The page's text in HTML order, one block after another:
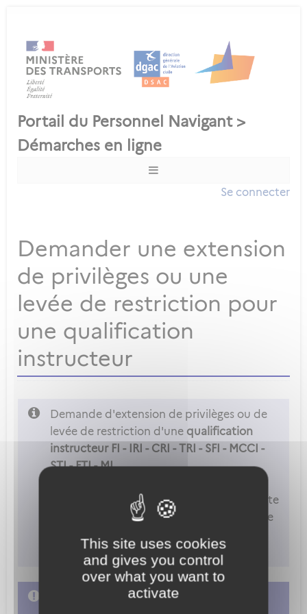
This site uses cookies
and gives you control
over what you want to
activate
Se connecter
Demander une extension
de privilèges ou une
levée de restriction pour
une qualification
instructeur
Demande d'extension de privilèges ou de
levée de restriction d'une qualification
instructeur FI - IRI - CRI - TRI - SFI - MCCI -
STI - FTI - MI.
: Vous ne pouvez accéder à cette
démarche que si vous êtes déclaré comme
paramètres de votre compte.
L'accès à cette démarche ne vous est pas